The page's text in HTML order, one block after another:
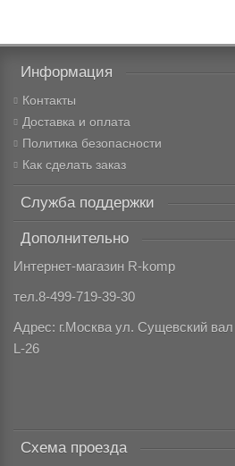
Информация
Контакты
Доставка и оплата
Политика безопасности
Как сделать заказ
Служба поддержки
Дополнительно
Интернет-магазин R-komp
тел.8-499-719-39-30
Адрес: г.Москва ул. Сущевский
L-26
Схема проезда